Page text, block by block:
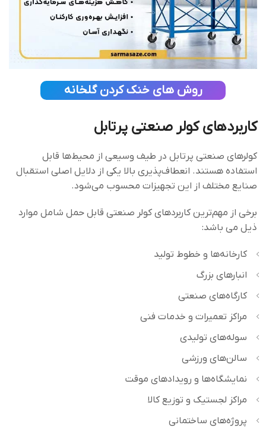
روش های خنک کردن گلخانه
کاربردهای کولر صنعتی پرتابل
کولرهای صنعتی پرتابل در طیف وسیعی از محیط‌ها قابل
استفاده هستند. انعطاف‌پذیری بالا یکی از دلایل اصلی استقبال
صنایع مختلف از این تجهیزات محسوب می‌شود.
برخی از مهم‌ترین کاربردهای کولر صنعتی قابل حمل شامل موارد
ذیل می باشد:
کارخانه‌ها و خطوط تولید
انبارهای بزرگ
کارگاه‌های صنعتی
مراکز تعمیرات و خدمات فنی
سوله‌های تولیدی
سالن‌های ورزشی
نمایشگاه‌ها و رویدادهای موقت
مراکز لجستیک و توزیع کالا
پروژه‌های ساختمانی